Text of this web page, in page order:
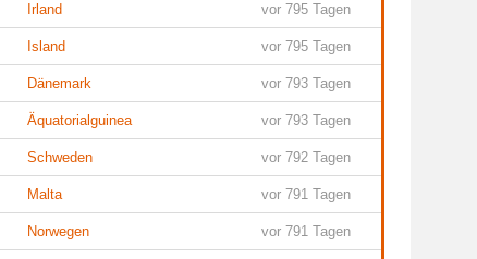
Irland vor 795 Tagen
Island vor 795 Tagen
Dänemark vor 793 Tagen
Äquatorialguinea vor 793 Tagen
Schweden vor 792 Tagen
Malta vor 791 Tagen
Norwegen vor 791 Tagen